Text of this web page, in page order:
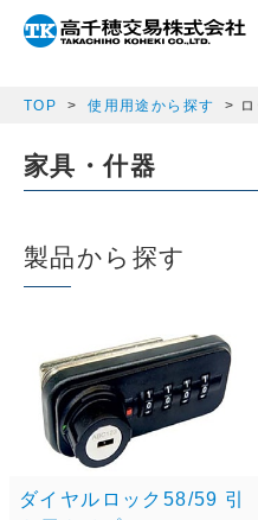
array(1) {
TOP 使用用途から探す
家具・什器
製品から探す
ダイヤルロック58/59 引